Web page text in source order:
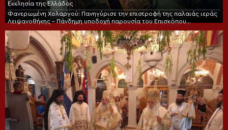
Εκκλησία της Ελλάδος
Φανερωμένη Χολαργού: Πανηγύρισε την επιστροφή της παλαιάς ιεράς
Λειψανοθήκης – Πάνδημη υποδοχή παρουσία του Επισκόπου